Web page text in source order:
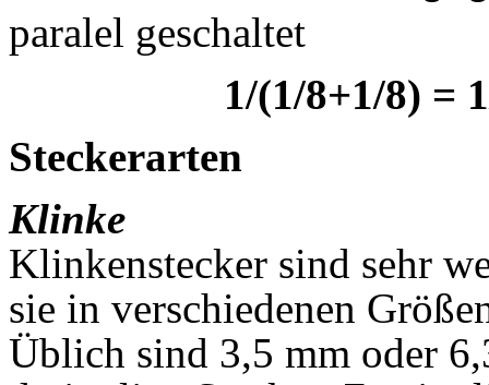
paralel geschaltet
1/(1/8+1/8) =
Steckerarten
Klinke
Klinkenstecker sind sehr
sie in verschiedenen
Üblich sind 3,5 mm oder